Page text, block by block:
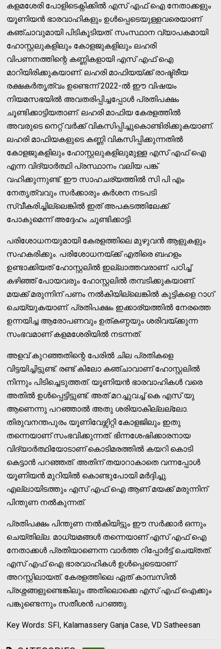
കളമശേരി പോളിടെക്നിക്കില്‍ എസ് എഫ് ഐ നേതാക്കളും
യൂണിയന്‍ ഭാരവാഹികളും ഉള്‍പ്പെടെയുള്ളവരെയാണ്
കഞ്ചാവുമായി പിടികൂടിയത്. സംസ്ഥാന വ്യാപകമായി
ഹോസ്റ്റലുകളിലും കോളജുകളിലും ലഹരി
വിപണനത്തിന്റെ കണ്ണികളായി എസ് എഫ് ഐ
മാറിയിരിക്കുകയാണ്. ലഹരി മാഫിയയ്ക്ക് രാഷ്ട്രീയ
രക്ഷകര്‍തൃത്വം ഉണ്ടെന്ന് 2022-ല്‍ ഈ വിഷയം
നിയമസഭയില്‍ അവതരിപ്പിച്ചപ്പോള്‍ പ്രതിപക്ഷം
ചൂണ്ടിക്കാട്ടിയതാണ്. ലഹരി മാഫിയ കേരളത്തില്‍
അവരുടെ നെറ്റ് വര്‍ക്ക് വികസിപ്പിച്ചുകൊണ്ടിരിക്കുകയാണ്.
ലഹരി മാഫിയകളുടെ കണ്ണി വികസിപ്പിക്കുന്നതില്‍
കോളജുകളിലും ഹോസ്റ്റലുകളിലുമുള്ള എസ് എഫ് ഐ
എന്ന വിദ്യാര്‍ത്ഥി പ്രസ്ഥാനം വലിയ പങ്ക്
വഹിക്കുന്നുണ്ട്. ഈ സാഹചര്യത്തില്‍ സി പി എം
നേതൃത്വവും സര്‍ക്കാരും കര്‍ശന നടപടി
സ്വീകരിച്ചില്ലെങ്കില്‍ ഇത് അപകടത്തിലേക്ക്
പോകുമെന്ന് അദ്ദേഹം ചൂണ്ടിക്കാട്ടി.
പരിശോധനയുമായി കേരളത്തിലെ മുഴുവന്‍ ആളുകളും
സഹകരിക്കും. പരിശോധനയ്ക്ക് എതിരെ ബഹളം
ഉണ്ടാക്കിയത് ഹോസ്റ്റലില്‍ ഇല്ലാത്തവരാണ്. പഠിച്ച്
കഴിഞ്ഞ് പോയവരും ഹോസ്റ്റലില്‍ തമ്പടിക്കുകയാണ്.
മയക്ക് മരുന്നിന് പണം നല്‍കിയില്ലെങ്കില്‍ കുട്ടികളെ റാഗ്
ചെയ്യുകയാണ്. പ്രതിപക്ഷം ഇക്കാര്യത്തില്‍ നേരത്തെ
ഉന്നയിച്ച ആരോപണവും ഉത്കണ്ഠയും ശരിവയ്ക്കുന്ന
സംഭവമാണ് കളമശേരിയില്‍ നടന്നത്.
അളവ് കുറഞ്ഞതിന്റെ പേരില്‍ ചില പ്രതികളെ
വിട്ടയിച്ചിട്ടുണ്ട്. രണ്ട് കിലോ കഞ്ചാവാണ് ഹോസ്റ്റലില്‍
നിന്നും പിടിച്ചെടുത്തത്. യൂണിയന്‍ ഭാരവാഹികള്‍ വരെ
അതില്‍ ഉള്‍പ്പെട്ടിട്ടുണ്ട്. അത് മറച്ചുവച്ച് കെ എസ് യു
ആണെന്നു പറഞ്ഞാല്‍ അതു ശരിയാകില്ലല്ലോ.
തിരുവനന്തപുരം യൂണിവേഴ്സിറ്റി കോളജിലും ഇതു
തന്നെയാണ് സംഭവിക്കുന്നത്. ഭിന്നശേഷിക്കാരനായ
വിദ്യാര്‍ത്ഥിയോടാണ് കൊടിമരത്തില്‍ കയറി കൊടി
കെട്ടാന്‍ പറഞ്ഞത്. അതിന് തയാറാകാതെ വന്നപ്പോള്‍
യൂണിയന്‍ മുറിയില്‍ കൊണ്ടുപോയി മര്‍ദ്ദിച്ചു.
എല്ലായിടത്തും എസ് എഫ് ഐ ആണ് മയക്ക് മരുന്നിന്
പിന്തുണ നല്‍കുന്നത്.
പ്രതിപക്ഷം പിന്തുണ നല്‍കിയിട്ടും ഈ സര്‍ക്കാര്‍ ഒന്നും
ചെയ്തില്ല. മാധ്യമങ്ങള്‍ തന്നെയാണ് എസ് എഫ് ഐ
നേതാക്കള്‍ പ്രതിയാണെന്ന വാര്‍ത്ത റിപ്പോര്‍ട്ട് ചെയ്തത്.
എസ് എഫ് ഐ ഭാരവാഹികള്‍ ഉള്‍പ്പെടെയാണ്
അറസ്റ്റിലായത്. കേരളത്തിലെ ഏത് കാമ്പസില്‍
പ്രശ്നങ്ങളുണ്ടെങ്കിലും അതിലൊക്കെ എസ് എഫ് ഐക്കും
പങ്കുണ്ടെന്നും സതീശന്‍ പറഞ്ഞു.
Key Words: SFI, Kalamassery Ganja Case, VD Satheesan